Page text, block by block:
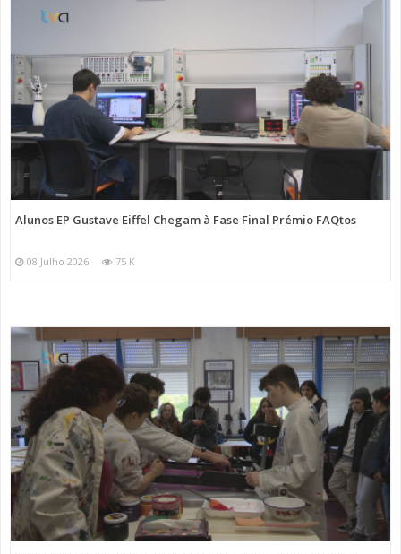
Alunos EP Gustave Eiffel Chegam à Fase Final Prémio FAQtos
08 Julho 2026 75 K